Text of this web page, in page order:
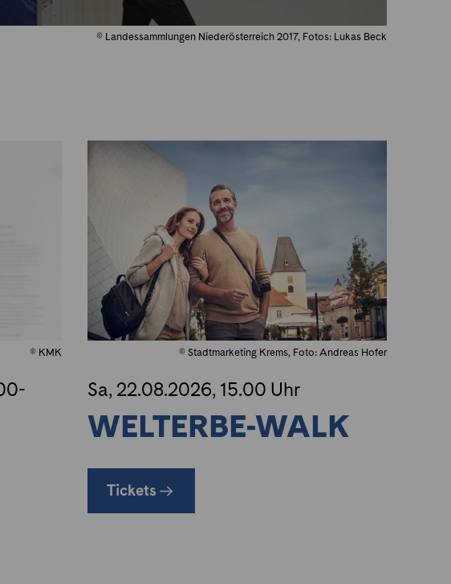
© Landessammlungen Niederösterreich 2017, Fotos: Lukas Beck
© KMK © Stadtmarketing Krems, Foto: Andreas Hofer
Sa, 22.08.2026, 15.00 Uhr
WELTERBE-WALK
Tickets